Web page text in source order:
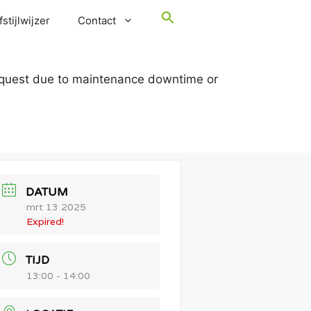
Contact
due to maintenance downtime or
DATUM
mrt 13 2025
Expired!
TIJD
13:00 - 14:00